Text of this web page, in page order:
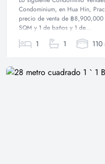
Condominium, en Hua Hin,
precio de venta de ฿
SQM y 1 de baños y 1 de...
1 1